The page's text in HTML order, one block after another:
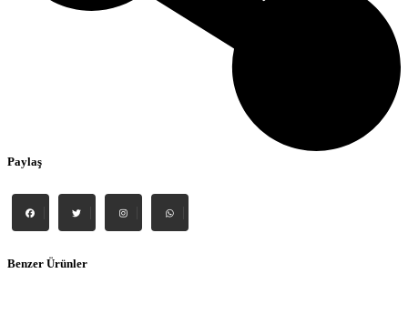
Paylaş
Benzer Ürünler